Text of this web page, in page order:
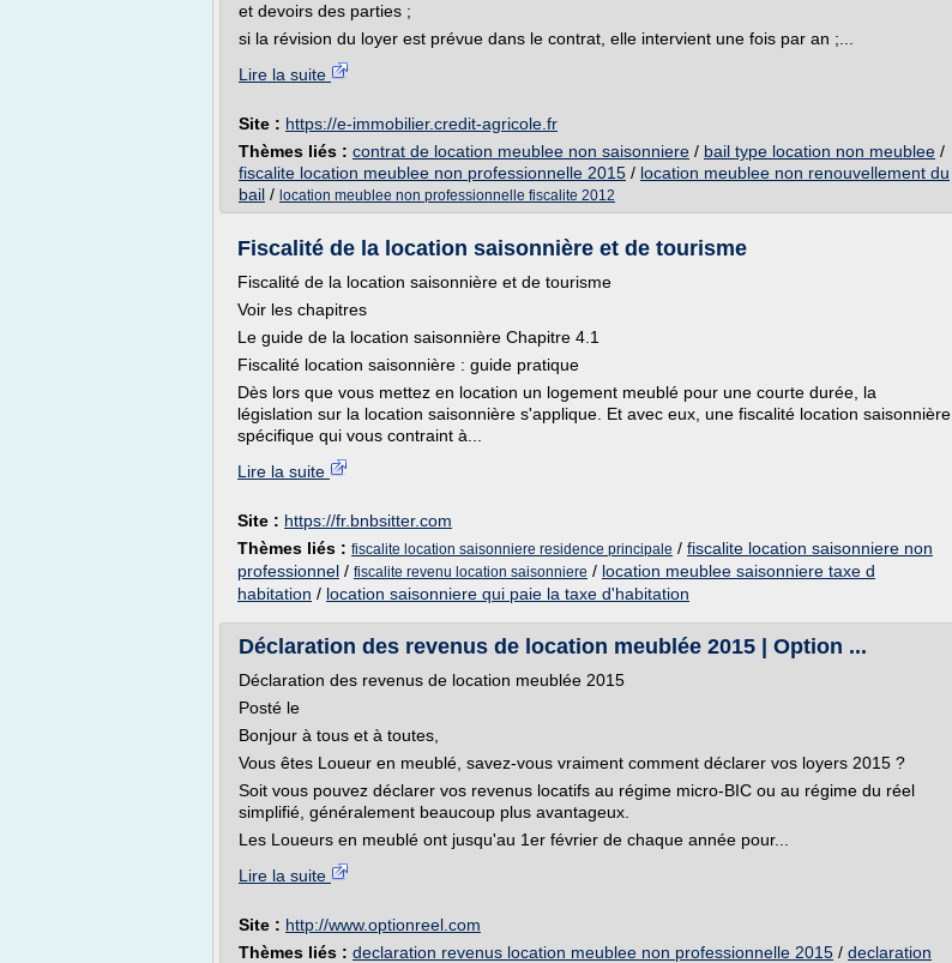
et devoirs des parties ;
si la révision du loyer est prévue dans le contrat, elle intervient une fois par an ;...
Lire la suite
Site : https://e-immobilier.credit-agricole.fr
Thèmes liés : contrat de location meublee non saisonniere / bail type location non meublee /
fiscalite location meublee non professionnelle 2015 / location meublee non renouvellement du
bail / location meublee non professionnelle fiscalite 2012
Fiscalité de la location saisonnière et de tourisme
Fiscalité de la location saisonnière et de tourisme
Voir les chapitres
Le guide de la location saisonnière Chapitre 4.1
Fiscalité location saisonnière : guide pratique
Dès lors que vous mettez en location un logement meublé pour une courte durée, la
législation sur la location saisonnière s'applique. Et avec eux, une fiscalité location saisonnière
spécifique qui vous contraint à...
Lire la suite
Site : https://fr.bnbsitter.com
Thèmes liés : fiscalite location saisonniere residence principale / fiscalite location saisonniere non
professionnel / fiscalite revenu location saisonniere / location meublee saisonniere taxe d
habitation / location saisonniere qui paie la taxe d'habitation
Déclaration des revenus de location meublée 2015 | Option ...
Déclaration des revenus de location meublée 2015
Posté le
Bonjour à tous et à toutes,
Vous êtes Loueur en meublé, savez-vous vraiment comment déclarer vos loyers 2015 ?
Soit vous pouvez déclarer vos revenus locatifs au régime micro-BIC ou au régime du réel
simplifié, généralement beaucoup plus avantageux.
Les Loueurs en meublé ont jusqu'au 1er février de chaque année pour...
Lire la suite
Site : http://www.optionreel.com
Thèmes liés : declaration revenus location meublee non professionnelle 2015 / declaration